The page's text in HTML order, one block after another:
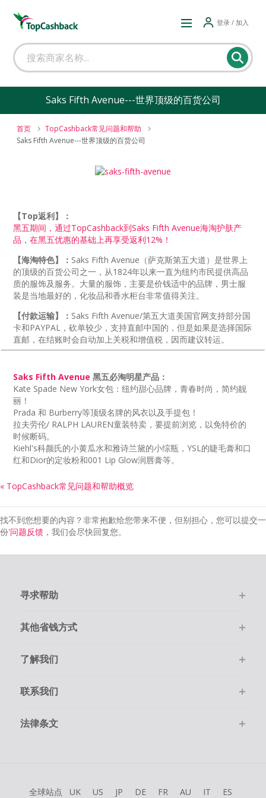
登录 / 加入
Saks Fifth Avenue---世界顶级的百货公司
首页
TopCashback常见问题和帮助
Saks Fifth Avenue---世界顶级的百货公司
【Top返利】：
黑五期间，通过TopCashback到Saks Fifth Avenue海淘护肤产
品，在黑五优惠的基础上再享受返利12%！
【海淘特色】： Saks Fifth Avenue（萨克斯第五大道）是世界上
的顶级的百货公司之一，从1824年以来一直为纽约市民提供高品
质的服饰及服务。大量的服饰，主要是价钱适中的品牌，男士服
装是当地最好的，化妆品和香水柜台非常值得关注。
【付款运输】： Saks Fifth Avenue/第五大道美国官网支持部分国
卡和PAYPAL，砍单较少，支持直邮中国的，但是如果是选择国际
直邮，在结账时会自动加上关税和增值税，因而建议转运。
Saks Fifth Avenue 黑五必淘明星产品：
Kate Spade New York女包：纽约甜心品牌，青春时尚，简约靓
丽！
Prada 和 Burberry等顶级名牌的风衣以及手提包！
拉夫劳伦/ RALPH LAUREN童装特卖，要提前浏览，以免特价的
时候断码。
Kiehl's科颜氏的小黄瓜水和雅诗兰黛的小综瓶，YSL的睫毛膏和口
红和Dior的定妆粉和001 Lip Glow润唇膏等。
« TopCashback常见问题和帮助概览
找不到您想要的内容？非常抱歉给您带来不便，但别担心，您可以提交一
份'问题反馈 ，我们会尽快回复您。
寻求帮助
其他省钱方式
了解我们
联系我们
法律条文
全球站点 UK US JP DE FR AU IT ES